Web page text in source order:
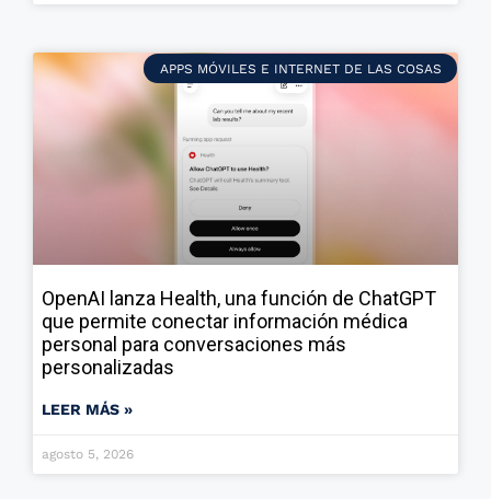
APPS MÓVILES E INTERNET DE LAS COSAS
OpenAI lanza Health, una función de ChatGPT
que permite conectar información médica
personal para conversaciones más
personalizadas
LEER MÁS »
agosto 5, 2026